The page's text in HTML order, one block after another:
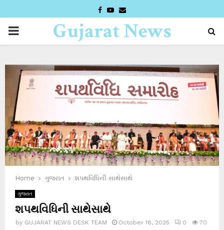
FACEBOOK
YOUTUBE
EMAIL
PRIMARYGujarat News
Home ગુજરાત શપથવિધિની સાથેસાથે
ગુજરાત
શપથવિધિની સાથેસાથે
by GUJARAT NEWS DESK TEAM October 18, 2025 0 70